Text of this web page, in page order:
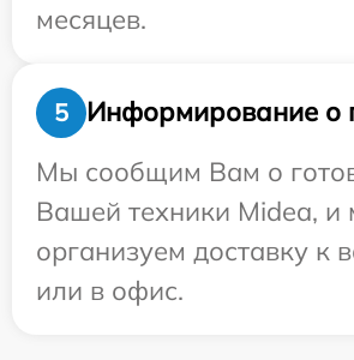
месяцев.
5
Информирование о
Мы сообщим Вам о
Вашей техники Midea, и
организуем доставку к
или в офис.